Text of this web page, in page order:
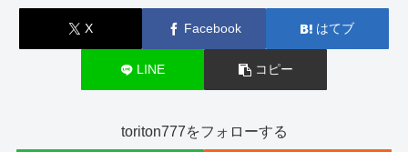
X Facebook はてブ
LINE コピー
toriton777をフォローする